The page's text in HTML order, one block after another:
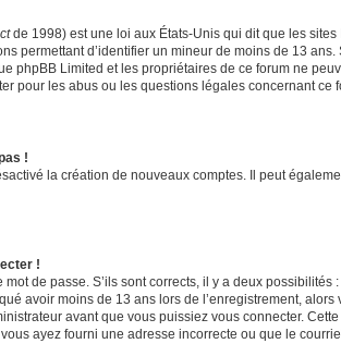
de 1998) est une loi aux États-Unis qui dit que les
permettant d’identifier un mineur de moins de 13
phpBB Limited et les propriétaires de ce forum ne
pour les abus ou les questions légales concernant ce
!
la création de nouveaux comptes. Il peut
!
de passe. S’ils sont corrects, il y a deux possibilités :
avoir moins de 13 ans lors de l’enregistrement,
avant que vous puissiez vous connecter.
ayez fourni une adresse incorrecte ou que le